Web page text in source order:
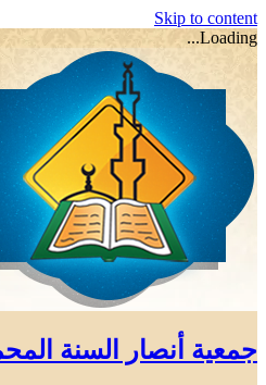
Skip to content
Loading...
جمعية أنصار السنة